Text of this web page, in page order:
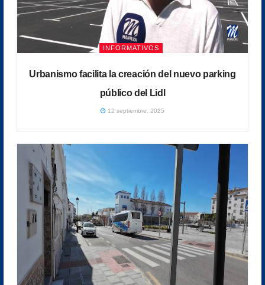
INFORMATIVOS
Urbanismo facilita la creación del nuevo parking
público del Lidl
12 septiembre, 2025